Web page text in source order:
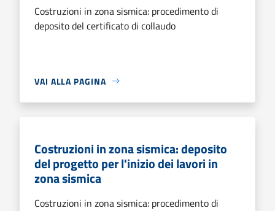
Costruzioni in zona sismica: procedimento di
deposito del certificato di collaudo
VAI ALLA PAGINA
Costruzioni in zona sismica: deposito
del progetto per l'inizio dei lavori in
zona sismica
Costruzioni in zona sismica: procedimento di